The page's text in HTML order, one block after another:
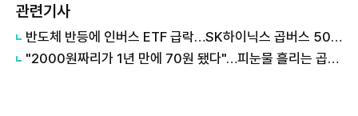
관련기사
반도체 반등에 인버스 ETF 급락…SK하이닉스 곱버스 50%↓
"2000원짜리가 1년 만에 70원 됐다"…피눈물 흘리는 곱버스 투자자들 外